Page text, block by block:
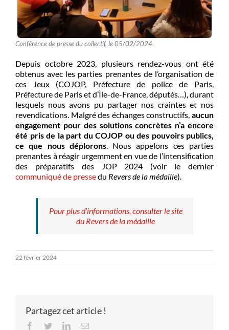
Conférence de presse du collectif, le 05/02/2024
Depuis octobre 2023, plusieurs rendez-vous ont été
obtenus avec les parties prenantes de l’organisation de
ces Jeux (COJOP, Préfecture de police de Paris,
Préfecture de Paris et d’Île-de-France, députés…), durant
lesquels nous avons pu partager nos craintes et nos
revendications. Malgré des échanges constructifs, aucun
engagement pour des solutions concrètes n’a encore
été pris de la part du COJOP ou des pouvoirs publics,
ce que nous déplorons. Nous appelons ces parties
prenantes à réagir urgemment en vue de l’intensification
des préparatifs des JOP 2024 (voir le dernier
communiqué de pressedu Revers de la médaille)
Pour plus d’informations, consulter le site
du Revers de la médaille
22 février 2024
Partagez cet article !
Facebook
TwitterLinkedInEmail